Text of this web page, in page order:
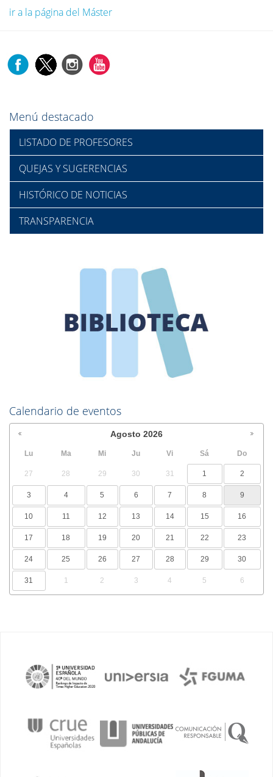
ir a la página del Máster
Menú destacado
LISTADO DE PROFESORES
QUEJAS Y SUGERENCIAS
HISTÓRICO DE NOTICIAS
TRANSPARENCIA
Calendario de eventos
Agosto 2026
Lu Ma Mi Ju Vi Sá Do
27 28 29 30 31 1 2
3 4 5 6 7 8 9
10 11 12 13 14 15 16
17 18 19 20 21 22 23
24 25 26 27 28 29 30
31 1 2 3 4 5 6